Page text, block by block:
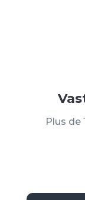
Plus de